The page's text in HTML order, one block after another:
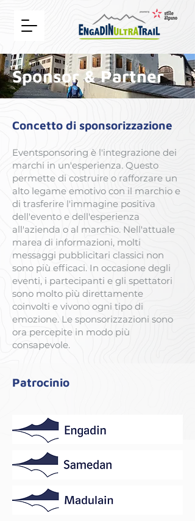
Sponsor & Partner
Concetto di sponsorizzazione
Eventsponsoring è l'integrazione dei
marchi in un'esperienza. Questo
permette di costruire o rafforzare un
alto legame emotivo con il marchio e
di trasferire l'immagine positiva
dell'evento e dell'esperienza
all'azienda o al marchio. Nell'attuale
marea di informazioni, molti
messaggi pubblicitari classici non
sono più efficaci. In occasione degli
eventi, i partecipanti e gli spettatori
sono molto più direttamente
coinvolti e vivono ogni tipo di
emozione. Le sponsorizzazioni sono
ora percepite in modo più
consapevole.
Patrocinio